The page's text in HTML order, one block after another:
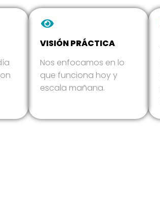
VISIÓN PRÁCTICA
Nos enfocamos en lo
que funciona hoy y
escala mañana.